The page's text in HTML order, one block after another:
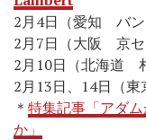
2月4日（愛知 バン
2月7日（大阪 京セ
2月10日（北海道
2月13日、14日（
＊ 特集記事「アダ
か」